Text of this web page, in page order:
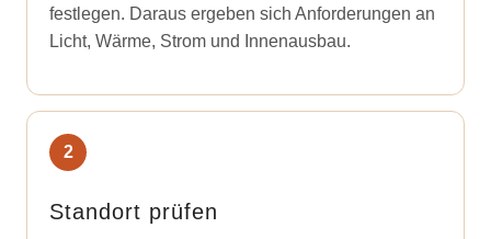
festlegen. Daraus ergeben sich Anforderungen an
Licht, Wärme, Strom und Innenausbau.
Standort prüfen